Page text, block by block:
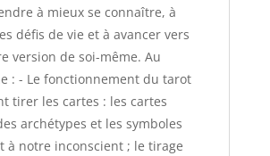
à mieux se connaître, à
défis de vie et à avancer vers
version de soi-même. Au
: - Le fonctionnement du tarot
tirer les cartes : les cartes
archétypes et les symboles
à notre inconscient ; le tirage